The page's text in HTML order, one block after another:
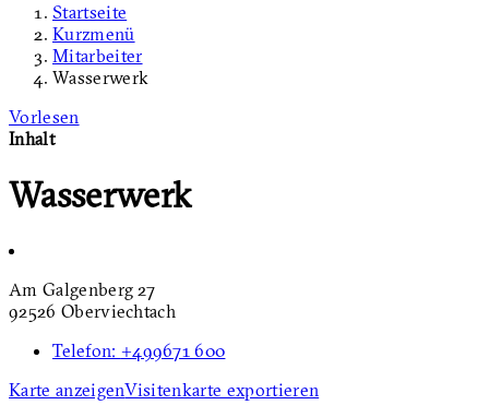
Startseite
Kurzmenü
Mitarbeiter
Wasserwerk
Vorlesen
Inhalt
Wasserwerk
Am Galgenberg 27
92526 Oberviechtach
Telefon: +499671 600
Karte anzeigenVisitenkarte exportieren